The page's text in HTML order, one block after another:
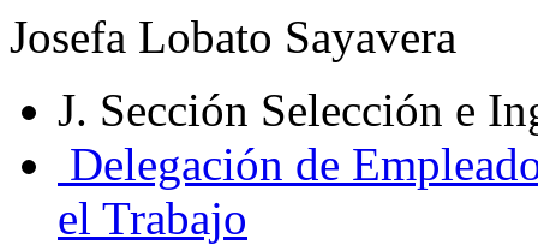
Josefa Lobato Sayavera
J. Sección Selección e
Delegación de
el Trabajo